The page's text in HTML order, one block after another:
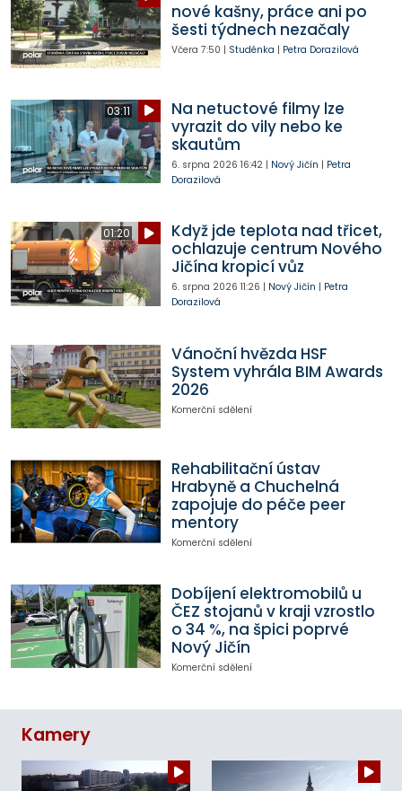
nové kašny, práce ani po
šesti týdnech nezačaly
Včera 7:50 | Studénka | Petra Dorazilová
03:11
Na netuctové filmy lze
vyrazit do vily nebo ke
skautům
6. srpna 2026 16:42| Nový Jičín | Petra
Dorazilová
01:20
Když jde teplota nad třicet,
ochlazuje centrum Nového
Jičína kropicí vůz
6. srpna 2026 11:26 | Nový Jičín | Petra
Dorazilová
Vánoční hvězda HSF
System vyhrála BIM Awards
2026
Komerční sdělení
Rehabilitační ústav
Hrabyně a Chuchelná
zapojuje do péče peer
mentory
Komerční sdělení
Dobíjení elektromobilů u
ČEZ stojanů v kraji vzrostlo
o 34 %, na špici poprvé
Nový Jičín
Komerční sdělení
Kamery